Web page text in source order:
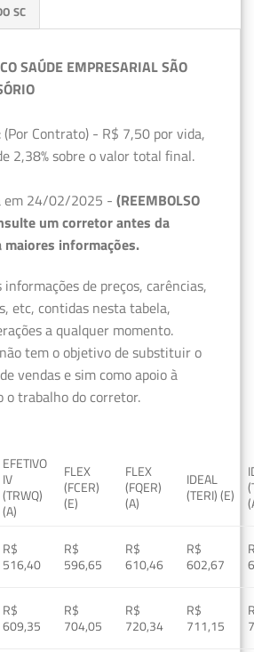
SC
SAÚDE EMPRESARIAL SÃO
(Por Contrato) - R$ 7,50 por vida,
2,38% sobre o valor total final.
em 24/02/2025 - (REEMBOLSO
um corretor antes da
informações.
informações de preços, carências,
etc, contidas nesta tabela,
a qualquer momento.
tem o objetivo de substituir o
vendas e sim como apoio à
o trabalho do corretor.
EFETIVO
IV
(TRWQ)
(A)
FLEX
(FCER)
(E)
FLEX
(FQER)
(A)
IDEAL
(TERI) (E)
R$
516,40
R$
596,65
R$
610,46
R$
602,67
R$
609,35
R$
704,05
R$
720,34
R$
711,15